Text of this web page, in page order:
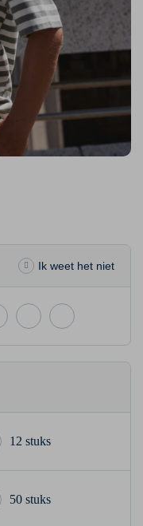
Ik weet het niet
12 stuks
50 stuks